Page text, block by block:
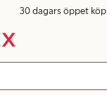
30 dagars öppet köp